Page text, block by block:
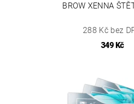
BROW XENNA
288 Kč bez
349 Kč